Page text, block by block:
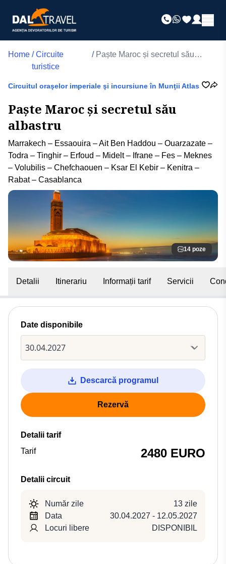
Home / Circuite
turistice
/ Paște Maroc și secretul său
Circuitul oraşelor imperiale şi incursiune în Munţii Atlas
Paște Maroc și secretul său
albastru
Marrakech – Essaouira – Ait Ben Haddou – Ouarzazate –
Todra – Tinghir – Erfoud – Midelt – Ifrane – Fes – Meknes
– Volubilis – Chefchaouen – Ksar El Kebir – Kenitra –
Rabat – Casablanca
14 poze
Detalii Itinerariu Informații tarif Servicii
Date disponibile
Descarcă programul
Rezervă
Detalii tarif
Tarif
2480 EURO
Detalii circuit
Număr zile
13 zile
Data
30.04.2027 - 12.05.2027
Locuri libere
DISPONIBIL